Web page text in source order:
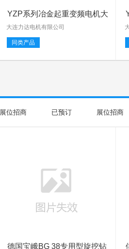
YZP系列冶金起重变频电机大
连第
大连力达电机有限公司
同类产品
连
展位招商 已预订 展位招商
德国宝峨BG 38专用型旋挖钻